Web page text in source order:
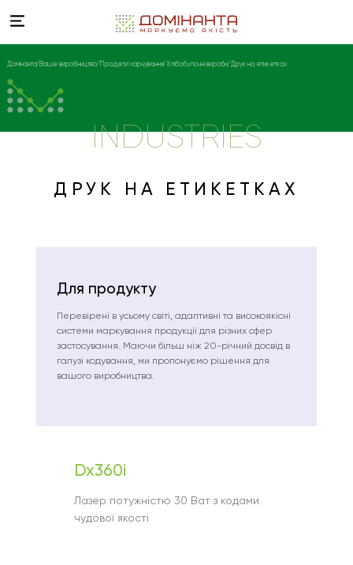
Домінанта Ваше виробництво Продукти харчування Хлібобулочні вироби Друк на етикетках
INDUSTRIES
ДРУК НА ЕТИКЕТКАХ
Для продукту
Перевірені в усьому світі, адаптивні та високоякісні
системи маркування продукції для різних сфер
застосування. Маючи більш ніж 20-річний досвід в
галузі кодування, ми пропонуємо рішення для
вашого виробництва.
Dx360i
Лазер потужністю 30 Ват з кодами
чудової якості